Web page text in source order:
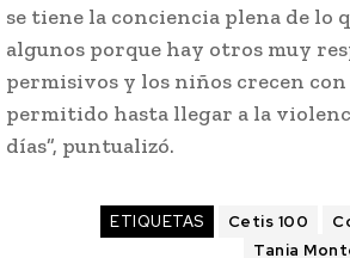
se tiene la conciencia plena de lo
algunos porque hay otros muy
permisivos y los niños crecen
permitido hasta llegar a la
días”, puntualizó.
ETIQUETAS Cetis 100
Tania